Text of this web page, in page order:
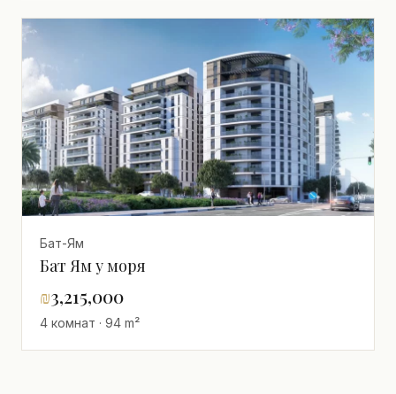
Бат-Ям
Бат Ям у моря
₪3,215,000
4 комнат · 94 m²